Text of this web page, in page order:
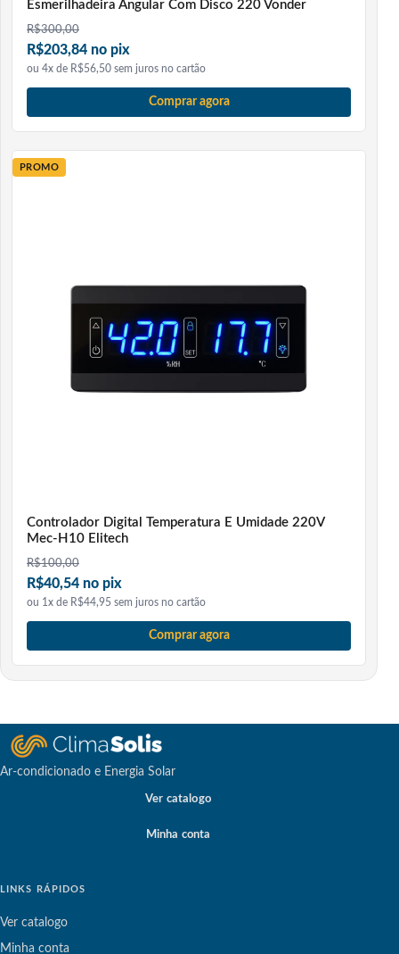
Esmerilhadeira Angular Com Disco 220 Vonder
R$300,00
R$203,84 no pix
ou 4x de R$56,50 sem juros no cartão
Comprar agora
PROMO
Controlador Digital Temperatura E Umidade 220V
Mec-H10 Elitech
R$100,00
R$40,54 no pix
ou 1x de R$44,95 sem juros no cartão
Comprar agora
Ar-condicionado e Energia Solar
Ver catalogo
Minha conta
LINKS RÁPIDOS
Ver catalogo
Minha conta